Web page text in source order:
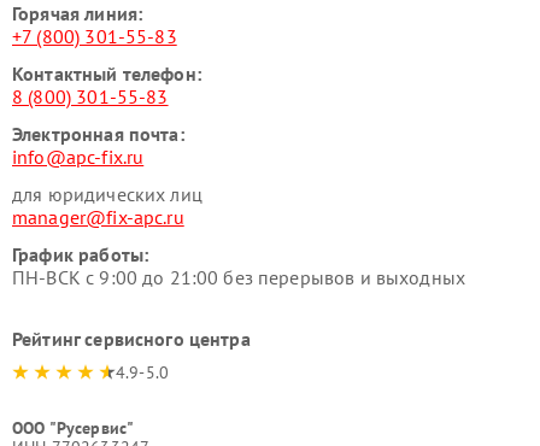
Горячая линия:
+7 (800) 301-55-83
Контактный телефон:
8 (800) 301-55-83
Электронная почта:
info@apc-fix.ru
для юридических лиц
manager@fix-apc.ru
График работы:
ПН-ВСК с 9:00 до 21:00 без перерывов и выходных
Рейтинг сервисного центра
4.9-5.0
ООО "Русервис"